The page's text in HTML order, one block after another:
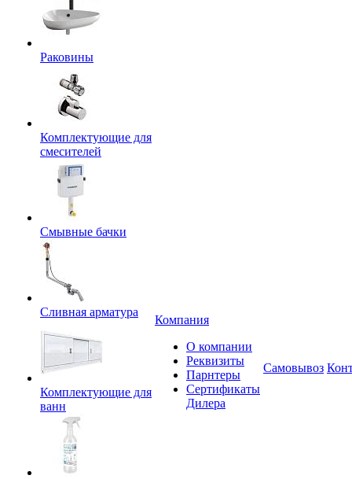
Раковины
Комплектующие для
смесителей
Смывные бачки
Сливная арматура
Комплектующие для
ванн
Компания
О компании
Реквизиты
Парнтеры
Сертификаты
Дилера
Самовывоз